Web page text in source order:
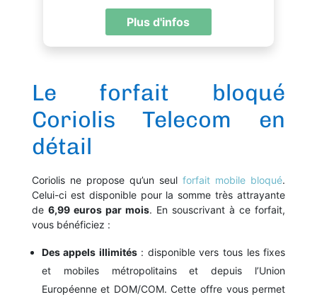
Plus d'infos
Le forfait bloqué
Coriolis Telecom en
détail
Coriolis ne propose qu’un seulforfait mobile bloqué.
Celui-ci est disponible pour la somme très attrayante
de 6,99 euros par mois. En souscrivant à ce forfait,
vous bénéficiez :
Des appels illimités : disponible vers tous les fixes
et mobiles métropolitains et depuis l’Union
Européenne et DOM/COM. Cette offre vous permet